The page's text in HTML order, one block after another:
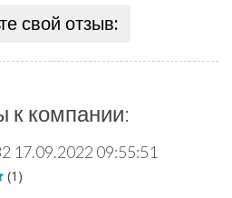
свой отзыв:
к компании:
17.09.2022 09:55:51
(1)